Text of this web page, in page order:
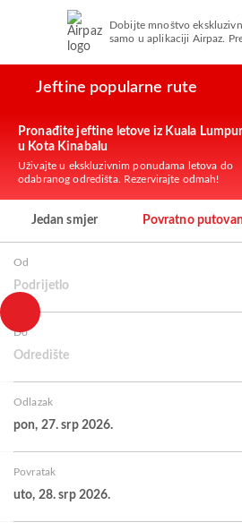
Dobijte mnoštvo
samo u aplikaciji Airpaz.
Jeftine popularne rute
Pronađite jeftine letove iz Kuala
u Kota Kinabalu
Uživajte u ekskluzivnim ponudama letova do
odabranog odredišta. Rezervirajte odmah!
Jedan smjer Povratno
Od
Podrijetlo
Do
Odredište
Odlazak
pon, 27. srp 2026.
Povratak
uto, 28. srp 2026.